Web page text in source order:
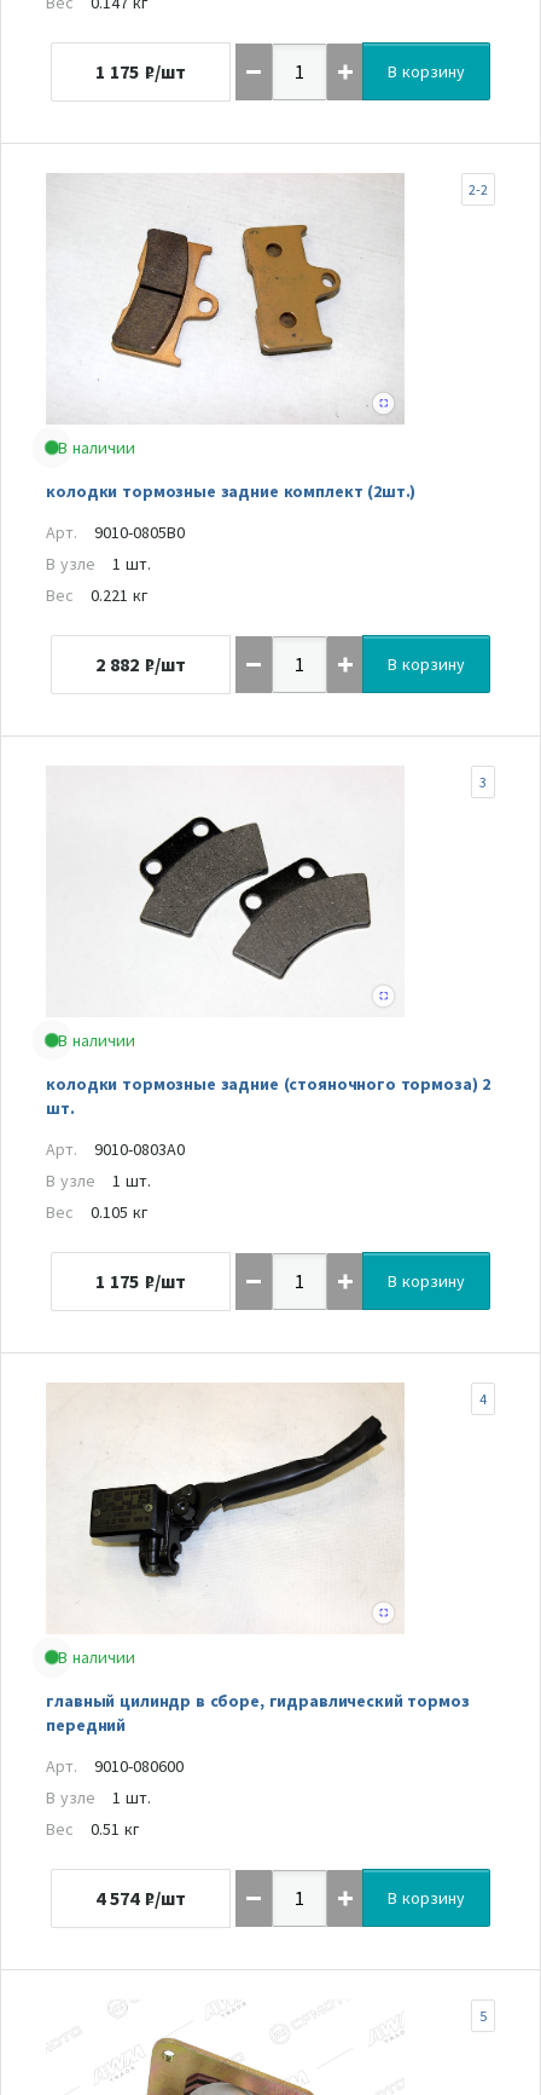
1 175 ₽/шт В корзину
В наличии
колодки тормозные задние комплект (2шт.)
2-2
Арт.
9010-0805B0
В узле
1 шт.
Вес
0.221 кг
2 882 ₽/шт В корзину
В наличии
колодки тормозные задние (стояночного тормоза) 2
шт.
3
Арт.
9010-0803A0
В узле
1 шт.
Вес
0.105 кг
1 175 ₽/шт В корзину
В наличии
главный цилиндр в сборе, гидравлический тормоз
передний
4
Арт.
9010-080600
В узле
1 шт.
Вес
0.51 кг
4 574 ₽/шт В корзину
5